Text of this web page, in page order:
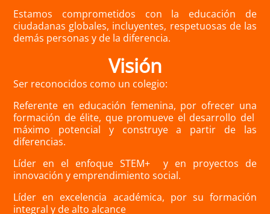
Estamos comprometidos con la educación de
ciudadanas globales, incluyentes, respetuosas de las
demás personas y de la diferencia.
Visión
Ser reconocidos como un colegio:
Referente en educación femenina, por ofrecer una
formación de élite, que promueve el desarrollo del
máximo potencial y construye a partir de las
diferencias.
Líder en el enfoque STEM+ y en proyectos de
innovación y emprendimiento social.
Líder en excelencia académica, por su formación
integral y de alto alcance